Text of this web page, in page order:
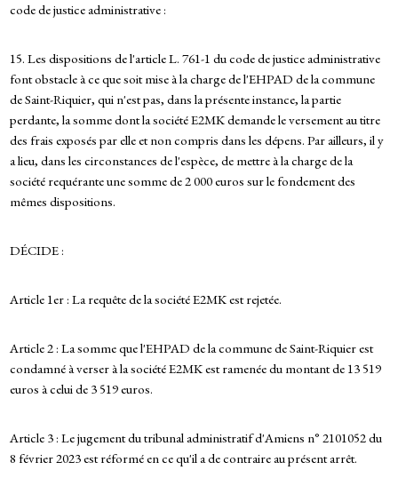
code de justice administrative :
15. Les dispositions de l'article L. 761-1 du code de justice administrative
font obstacle à ce que soit mise à la charge de l'EHPAD de la commune
de Saint-Riquier, qui n'est pas, dans la présente instance, la partie
perdante, la somme dont la société E2MK demande le versement au titre
des frais exposés par elle et non compris dans les dépens. Par ailleurs, il y
a lieu, dans les circonstances de l'espèce, de mettre à la charge de la
société requérante une somme de 2 000 euros sur le fondement des
mêmes dispositions.
DÉCIDE :
Article 1er : La requête de la société E2MK est rejetée.
Article 2 : La somme que l'EHPAD de la commune de Saint-Riquier est
condamné à verser à la société E2MK est ramenée du montant de 13 519
euros à celui de 3 519 euros.
Article 3 : Le jugement du tribunal administratif d'Amiens n° 2101052 du
8 février 2023 est réformé en ce qu'il a de contraire au présent arrêt.